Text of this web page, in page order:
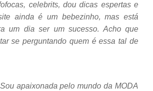
celebrits, dou dicas espertas e
ainda é um bebezinho, mas está
um dia ser um sucesso. Acho que
se perguntando quem é essa tal de
apaixonada pelo mundo da MODA